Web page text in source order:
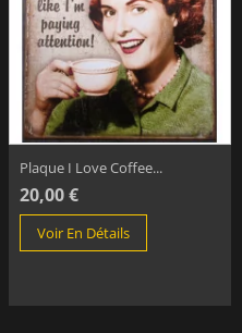
Plaque I Love Coffee...
20,00 €
Voir En Détails